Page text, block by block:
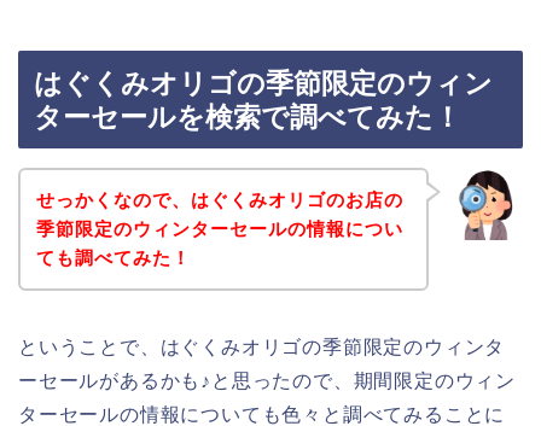
はぐくみオリゴの季節限定のウィン
ターセールを検索で調べてみた！
せっかくなので、はぐくみオリゴのお店の
季節限定のウィンターセールの情報につい
ても調べてみた！
ということで、はぐくみオリゴの季節限定のウィンタ
ーセールがあるかも♪と思ったので、期間限定のウィン
ターセールの情報についても色々と調べてみることに